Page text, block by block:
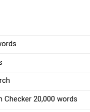
Checker 20,000 words